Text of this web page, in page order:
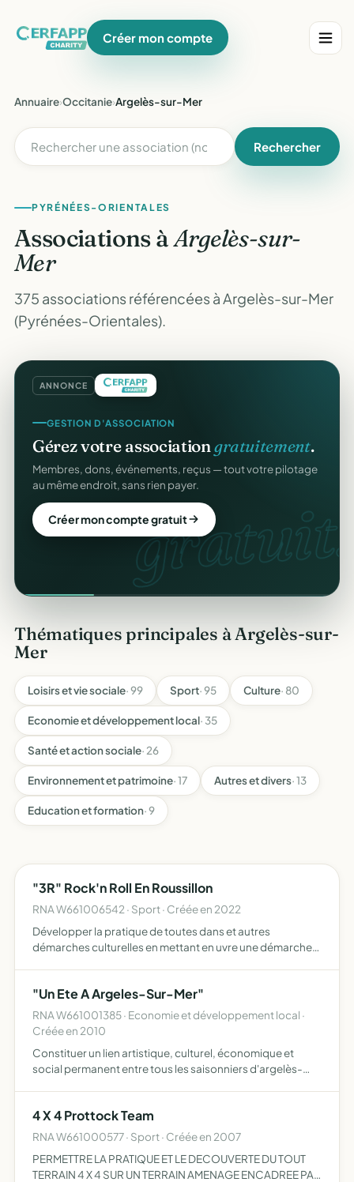
Créer mon compte
Annuaire›Occitanie›Argelès-sur-Mer
Rechercher
PYRÉNÉES-ORIENTALES
Associations àArgelès-sur-
Mer
375 associations référencées à Argelès-sur-Mer
(Pyrénées-Orientales).
ANNONCE
gratuit.
GESTION D'ASSOCIATION
Gérez votre associationgratuitement.
Membres, dons, événements, reçus — tout votre pilotage
au même endroit, sans rien payer.
Créer mon compte gratuit
Thématiques principales à Argelès-sur-
Mer
Loisirs et vie sociale· 99 Sport· 95 Culture· 80
Economie et développement local· 35
Santé et action sociale· 26
Environnement et patrimoine· 17 Autres et divers· 13
Education et formation· 9
"3R" Rock'n Roll En Roussillon
RNA W661006542 · Sport · Créée en 2022
Développer la pratique de toutes dans et autres
démarches culturelles en mettant en uvre une démarche
formation et d…
"Un Ete A Argeles-Sur-Mer"
RNA W661001385 · Economie et développement local ·
Créée en 2010
Constituer un lien artistique, culturel, économique et
social permanent entre tous les saisonniers d'argelès-
4 X 4 Prottock Team
RNA W661000577 · Sport · Créée en 2007
PERMETTRE LA PRATIQUE ET LE DECOUVERTE DU TOUT
TERRAIN 4 X 4 SUR UN TERRAIN AMENAGE ENCADREE PAR